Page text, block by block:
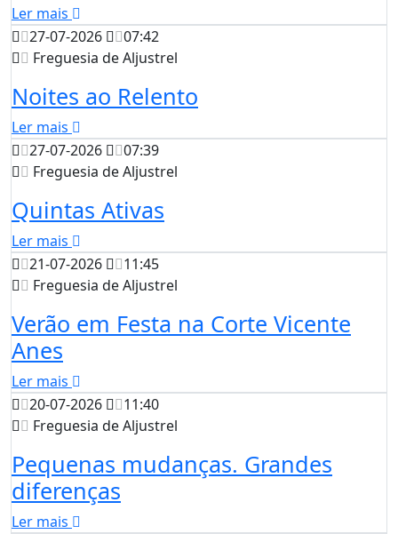
Ler mais
27-07-2026
07:42
Freguesia de Aljustrel
Noites ao Relento
Ler mais
27-07-2026
07:39
Freguesia de Aljustrel
Quintas Ativas
Ler mais
21-07-2026
11:45
Freguesia de Aljustrel
Verão em Festa na Corte Vicente
Anes
Ler mais
20-07-2026
11:40
Freguesia de Aljustrel
Pequenas mudanças. Grandes
diferenças
Ler mais